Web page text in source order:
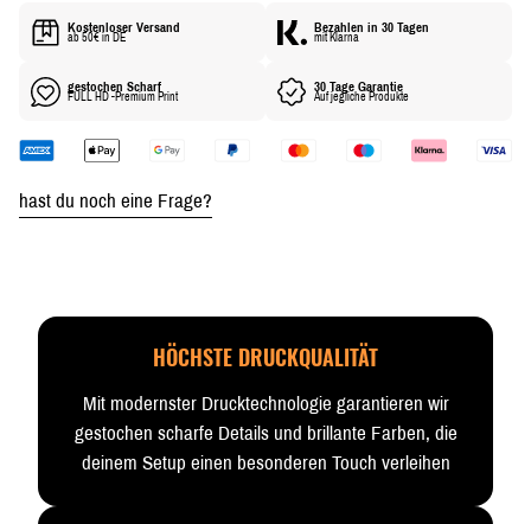
Kostenloser Versand
ab 50€ in DE
Bezahlen in 30 Tagen
mit Klarna
gestochen Scharf
FULL HD -Premium Print
30 Tage Garantie
Auf jegliche Produkte
hast du noch eine Frage?
HÖCHSTE DRUCKQUALITÄT
Mit modernster Drucktechnologie garantieren wir
gestochen scharfe Details und brillante Farben, die
deinem Setup einen besonderen Touch verleihen